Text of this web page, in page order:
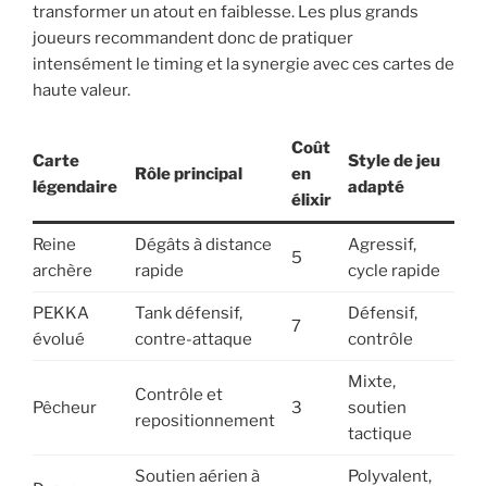
transformer un atout en faiblesse. Les plus grands
joueurs recommandent donc de pratiquer
intensément le timing et la synergie avec ces cartes de
haute valeur.
Carte
légendaire
Rôle principal
Coût
en
élixir
Style de jeu
adapté
Reine
archère
Dégâts à distance
rapide
5
Agressif,
cycle rapide
PEKKA
évolué
Tank défensif,
contre-attaque
7
Défensif,
contrôle
Pêcheur
Contrôle et
repositionnement
3
Mixte,
soutien
tactique
Soutien aérien à Polyvalent,